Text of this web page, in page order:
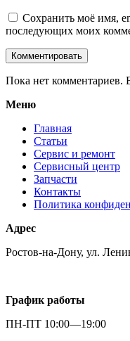
Сохранить моё имя,
последующих моих
Пока нет комментариев.
Меню
Главная
Статьи
Сервис и ремонт
Сервисный центр
Запчасти
Контакты
Политика
Адрес
Ростов-на-Дону, ул.
График работы
ПН-ПТ 10:00—19:00